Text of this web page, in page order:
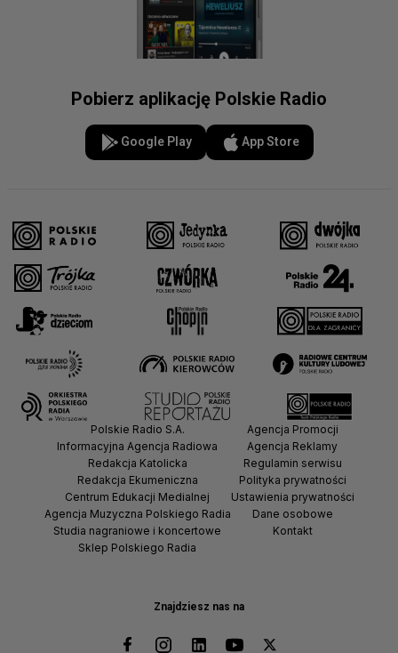
Pobierz aplikację Polskie Radio
Google Play App Store
Znajdziesz nas na
Polskie Radio S.A.
Informacyjna Agencja Radiowa
Redakcja Katolicka
Redakcja Ekumeniczna
Centrum Edukacji Medialnej
Agencja Muzyczna Polskiego Radia
Studia nagraniowe i koncertowe
Sklep Polskiego Radia
Agencja Promocji
Agencja Reklamy
Regulamin serwisu
Polityka prywatności
Ustawienia prywatności
Dane osobowe
Kontakt